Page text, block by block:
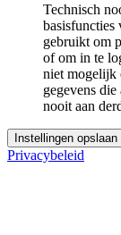
Technisch
basisfuncties
gebruikt om
of om in te
niet mogelijk
gegevens
nooit aan
Instellingen opslaan
Privacybeleid